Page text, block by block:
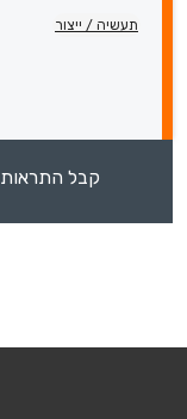
תעשיה / ייצור
קבל התראות